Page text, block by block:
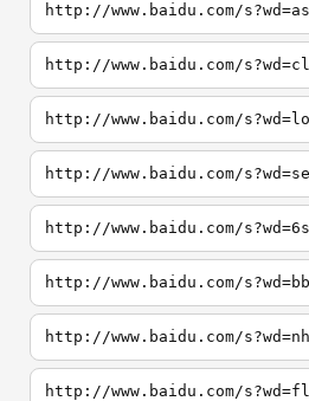
http://www.baidu.com/
http://www.baidu.com/
http://www.baidu.com/
http://www.baidu.com/
http://www.baidu.com/
http://www.baidu.com/
http://www.baidu.com/
http://www.baidu.com/